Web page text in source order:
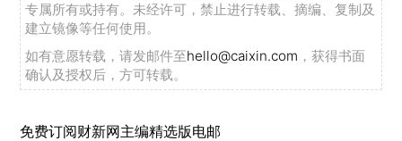
专属所有或持有。未经许可，禁止进行转载、摘编、复制及
建立镜像等任何使用。
如有意愿转载，请发邮件至hello@caixin.com ，获得书面
确认及授权后，方可转载。
免费订阅财新网主编精选版电邮